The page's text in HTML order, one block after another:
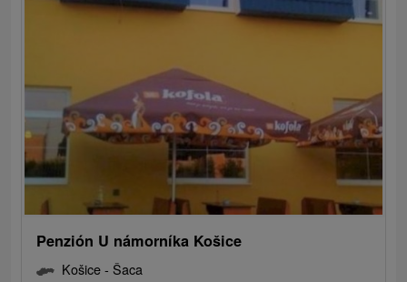
Penzión U námorníka Košice
Košice - Šaca